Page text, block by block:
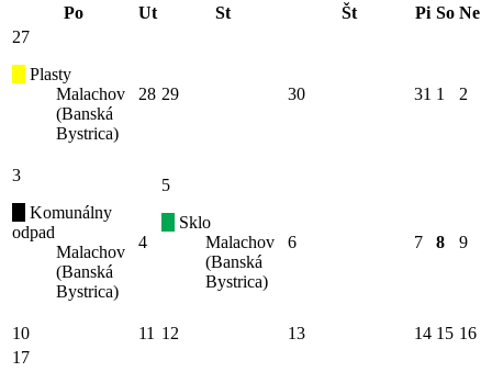
Po
Ut St Št Pi So Ne
27
Plasty
Malachov
(Banská
Bystrica)
28 29 30 31 1 2
3
Komunálny
odpad
Malachov
(Banská
Bystrica)
4
5
Sklo
Malachov
(Banská
Bystrica)
6 7 8 9
10 11 12 13 14 15 16
17